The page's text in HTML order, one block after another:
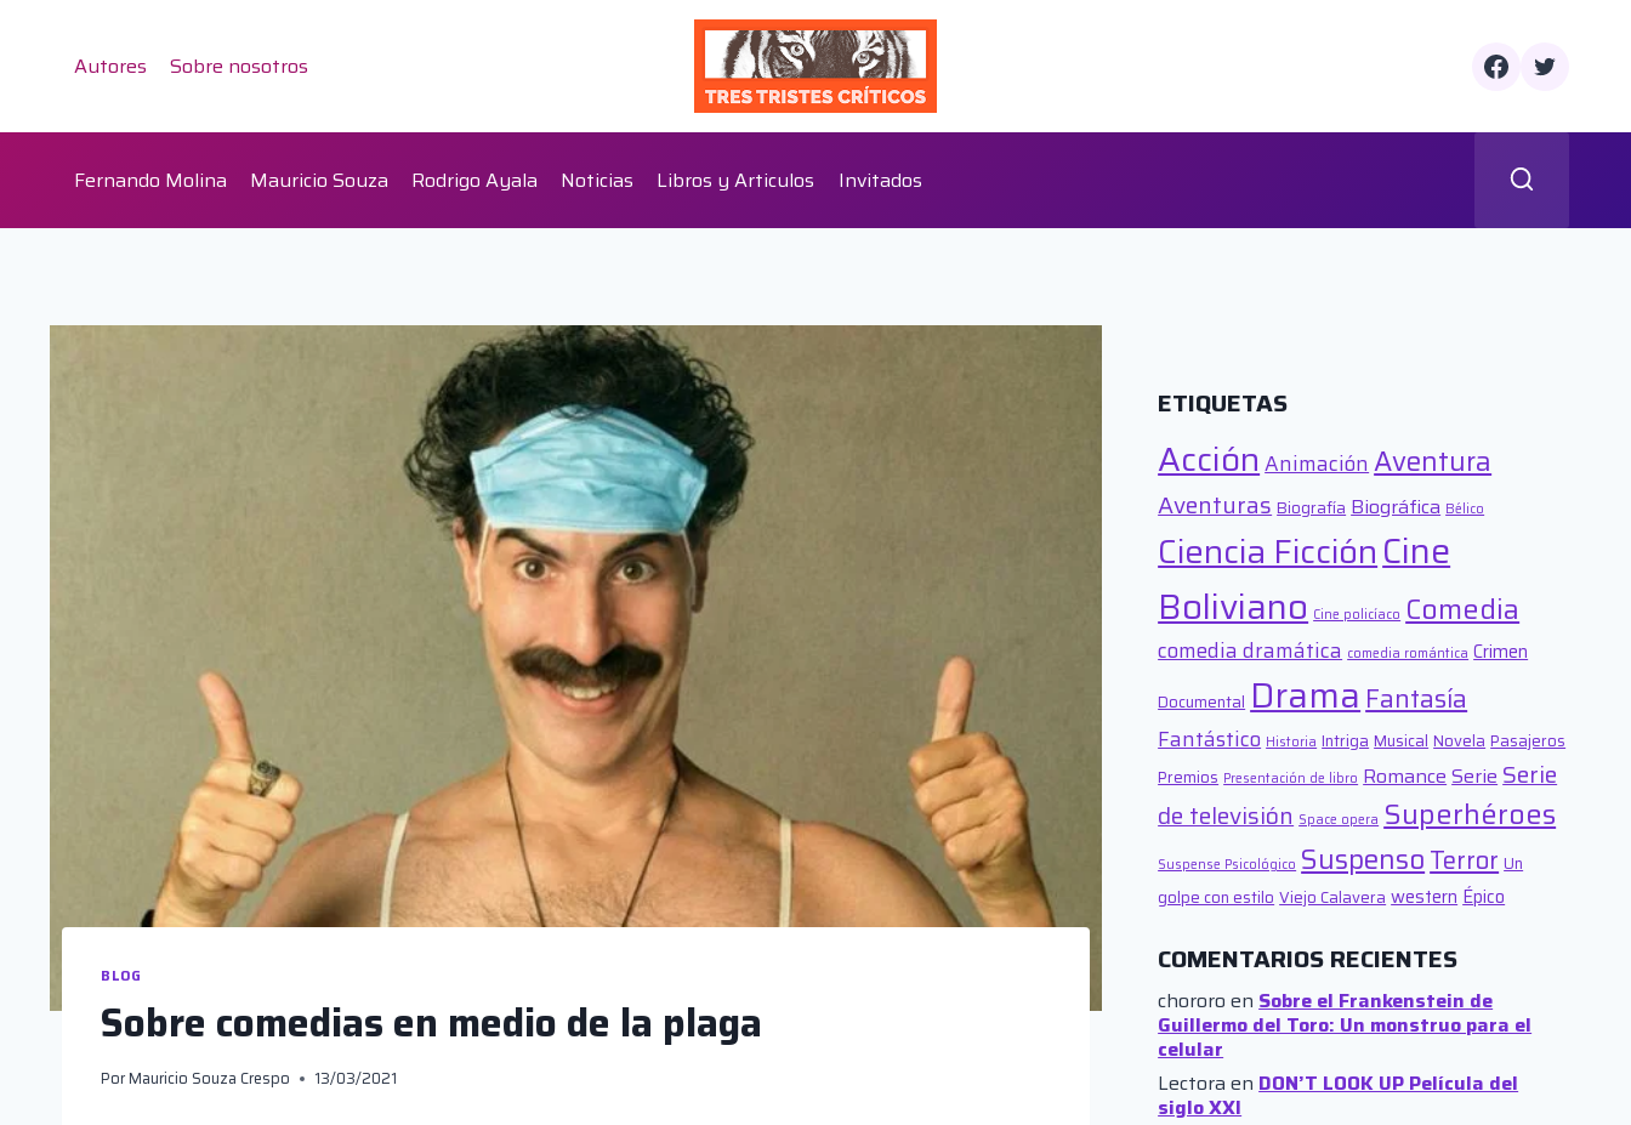
contenidoAutores Sobre nosotros
Fernando Molina Mauricio Souza Rodrigo Ayala Noticias Libros y Articulos Invitados
BLOG
Sobre comedias en medio de la plaga
PorMauricio Souza Crespo 13/03/2021
ETIQUETAS
AcciónAnimación Aventura
Aventuras Biografía Biográfica Bélico
Ciencia FicciónCine
Boliviano Cine policíaco Comedia
comedia dramática comedia romántica Crimen
Documental DramaFantasía
Fantástico Historia Intriga Musical Novela Pasajeros
Premios Presentación de libro RomanceSerieSerie
de televisión Space opera Superhéroes
Suspense Psicológico SuspensoTerror Un
golpe con estilo Viejo Calavera western Épico
COMENTARIOS RECIENTES
chororo enSobre el Frankenstein de
Guillermo del Toro: Un monstruo para el
celular
Lectora enDON’T LOOK UP Película del
siglo XXI